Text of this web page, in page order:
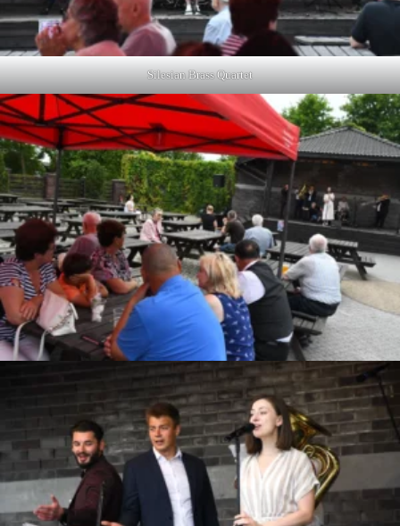
Silesian Brass Quartet